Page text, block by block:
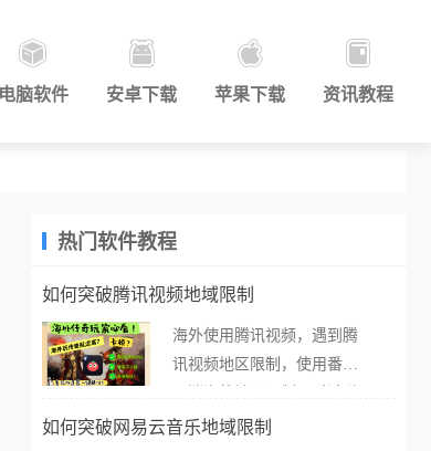
电脑软件 安卓下载 苹果下载 资讯教程
热门软件教程
如何突破腾讯视频地域限制
海外使用腾讯视频，遇到腾
讯视频地区限制，使用番茄
外打开腾讯视频，却突然弹
如何突破网易云音乐地域限制